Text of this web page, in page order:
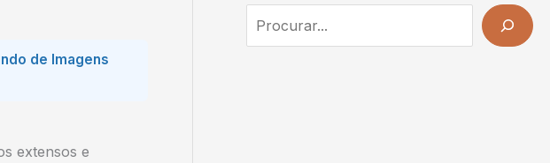
de Imagens
extensos e
Search